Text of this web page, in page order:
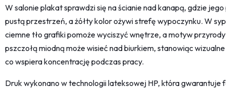
W salonie plakat sprawdzi się na ścianie nad kanapą, gdzie
pustą przestrzeń, a żółty kolor ożywi strefę wypoczynku. W
ciemne tło grafiki pomoże wyciszyć wnętrze, a motyw
pszczołą miodną może wisieć nad biurkiem, stanowiąc
co wspiera koncentrację podczas pracy.
Druk wykonano w technologii lateksowej HP, która